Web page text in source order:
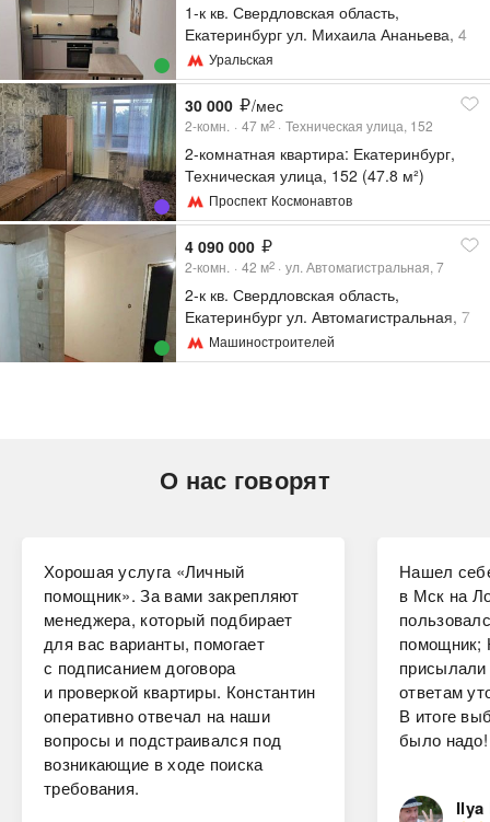
1-к кв. Свердловская область,
Екатеринбург ул. Михаила Ананьева, 4
(35.0 м²)
Уральская
30 000 /мес
2-комн. 47 м2 Техническая улица, 152
2-комнатная квартира: Екатеринбург,
Техническая улица, 152 (47.8 м²)
Проспект Космонавтов
4 090 000
2-комн. 42 м2 ул. Автомагистральная, 7
2-к кв. Свердловская область,
Екатеринбург ул. Автомагистральная, 7
(42.9 м²)
Машиностроителей
О нас говорят
Хорошая услуга «Личный
помощник». За вами закрепляют
менеджера, который подбирает
для вас варианты, помогает
с подписанием договора
и проверкой квартиры. Константин
оперативно отвечал на наши
вопросы и подстраивался под
возникающие в ходе поиска
требования.
Нашел
в Мск на
помощник;
ответам
В итоге
было надо!
Ilya